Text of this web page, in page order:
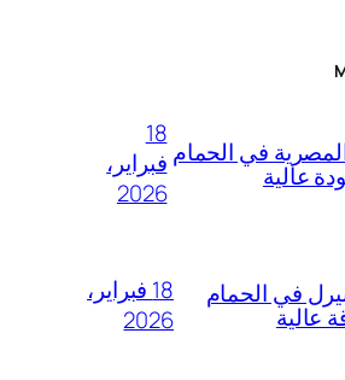
في الحمام
18
فبراير،
2026
في الحمام
18 فبراير،
2026